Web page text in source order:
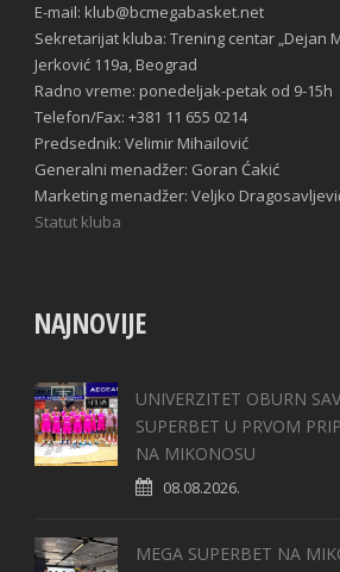
E-mail: klub@bcmegabasket.net
Sekretarijat kluba: Trening centar „Dejan
Jerković 119a, Beograd
Radno vreme: ponedeljak-petak od 9-15h
Telefon/Fax: +381 11 655 0214
Predsednik: Velimir Mihailović
Generalni menadžer: Goran Ćakić
Marketing menadžer: Veljko
Statut kluba
NAJNOVIJE
UNIVERZITET OBURN
SUPERBET U PRVOM
NA MIKONOSU
08.08.2026.
MEGA SUPERBET NA